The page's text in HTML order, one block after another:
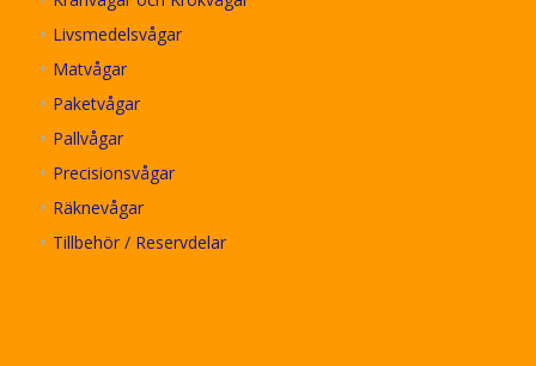
Livsmedelsvågar
Matvågar
Paketvågar
Pallvågar
Precisionsvågar
Räknevågar
Tillbehör / Reservdelar